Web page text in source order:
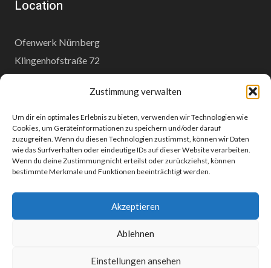
Zustimmung verwalten
Um dir ein optimales Erlebnis zu bieten, verwenden wir Technologien wie
Cookies, um Geräteinformationen zu speichern und/oder darauf
zuzugreifen. Wenn du diesen Technologien zustimmst, können wir Daten
wie das Surfverhalten oder eindeutige IDs auf dieser Website verarbeiten.
Wenn du deine Zustimmung nicht erteilst oder zurückziehst, können
bestimmte Merkmale und Funktionen beeinträchtigt werden.
Akzeptieren
Ablehnen
Einstellungen ansehen
Location
Ofenwerk Nürnberg
Klingenhofstraße 72
www.ofenwerk.de
© 2026 Modell-Bahn-Nürnberg - WordPress Theme vonKadence
WP
Datenschutzerklärung